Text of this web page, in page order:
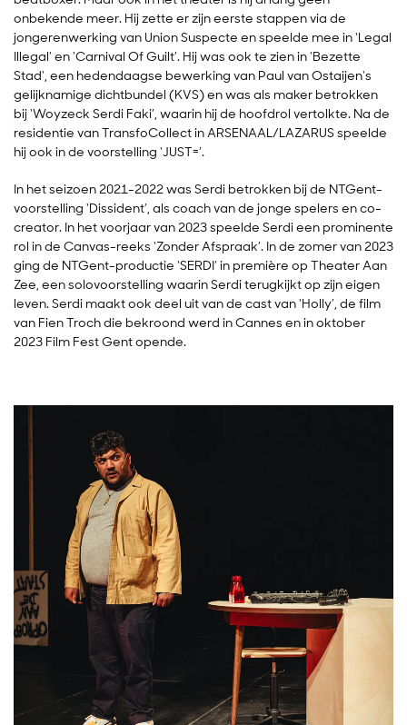
onbekende meer. Hij zette er zijn eerste stappen via de
jongerenwerking van Union Suspecte en speelde mee in ‘Legal
Illegal’ en ‘Carnival Of Guilt’. Hij was ook te zien in 'Bezette
Stad', een hedendaagse bewerking van Paul van Ostaijen's
gelijknamige dichtbundel (KVS) en was als maker betrokken
bij ‘Woyzeck Serdi Faki’, waarin hij de hoofdrol vertolkte. Na de
residentie van TransfoCollect in ARSENAAL/LAZARUS speelde
hij ook in de voorstelling ‘JUST=’.
In het seizoen 2021-2022 was Serdi betrokken bij de NTGent-
voorstelling ‘Dissident’, als coach van de jonge spelers en co-
creator. In het voorjaar van 2023 speelde Serdi een prominente
rol in de Canvas-reeks ‘Zonder Afspraak’. In de zomer van 2023
ging de NTGent-productie ‘SERDI’ in première op Theater Aan
Zee, een solovoorstelling waarin Serdi terugkijkt op zijn eigen
leven. Serdi maakt ook deel uit van de cast van ‘Holly’, de film
van Fien Troch die bekroond werd in Cannes en in oktober
2023 Film Fest Gent opende.